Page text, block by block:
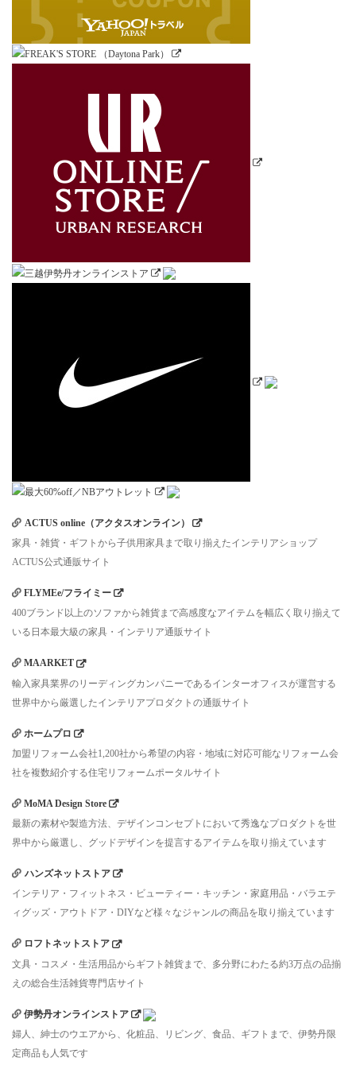
ACTUS online（アクタスオンライン）
家具・雑貨・ギフトから子供用家具まで取り揃えたインテリアショップ
ACTUS公式通販サイト
FLYMEe/フライミー
400ブランド以上のソファから雑貨まで高感度なアイテムを幅広く取り揃えて
いる日本最大級の家具・インテリア通販サイト
MAARKET
輸入家具業界のリーディングカンパニーであるインターオフィスが運営する
世界中から厳選したインテリアプロダクトの通販サイト
ホームプロ
加盟リフォーム会社1,200社から希望の内容・地域に対応可能なリフォーム会
社を複数紹介する住宅リフォームポータルサイト
MoMA Design Store
最新の素材や製造方法、デザインコンセプトにおいて秀逸なプロダクトを世
界中から厳選し、グッドデザインを提言するアイテムを取り揃えています
ハンズネットストア
インテリア・フィットネス・ビューティー・キッチン・家庭用品・バラエテ
ィグッズ・アウトドア・DIYなど様々なジャンルの商品を取り揃えています
ロフトネットストア
文具・コスメ・生活用品からギフト雑貨まで、多分野にわたる約3万点の品揃
えの総合生活雑貨専門店サイト
伊勢丹オンラインストア
婦人、紳士のウエアから、化粧品、リビング、食品、ギフトまで、伊勢丹限
定商品も人気です